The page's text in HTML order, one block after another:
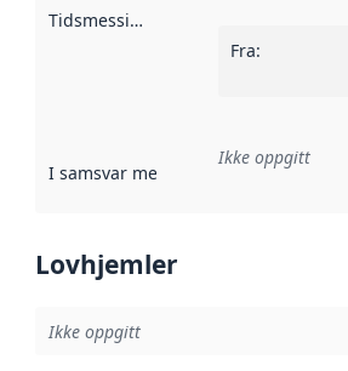
Tidsmessig avgrensning
Fra:
I samsvar med Referanse til en
Ikke oppgitt
Lovhjemler
Ikke oppgitt